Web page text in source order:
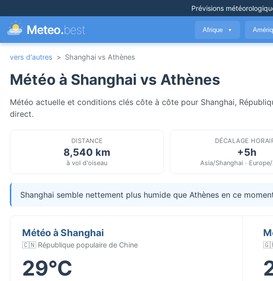
Prévisions
Meteo.best Afrique ▼
vers d'autres > Shanghai vs Athènes
Météo à Shanghai vs Athènes
Météo actuelle et conditions clés côte à côte pour Shanghai,
direct.
DISTANCE
8,540 km
à vol d'oiseau
DÉCALAGE
+5h
Asia/Shanghai ·
Shanghai semble nettement plus humide que Athènes en ce
Météo à Shanghai
🇨🇳 République populaire de Chine
29°C